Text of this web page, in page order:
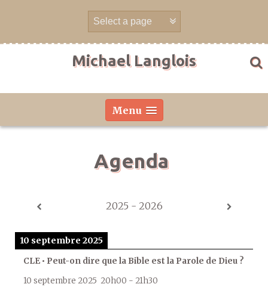
Michael Langlois
Menu
Agenda
2025 - 2026
10 septembre 2025
CLE • Peut-on dire que la Bible est la Parole de Dieu ?
10 septembre 2025 20h00 - 21h30